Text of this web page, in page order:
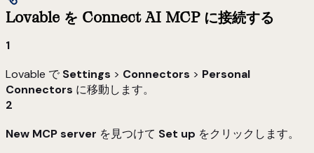
Lovable を Connect AI MCP に接続する
1
Lovable で Settings > Connectors > Personal
Connectors に移動します。
2
New MCP server を見つけて Set up をクリックします。